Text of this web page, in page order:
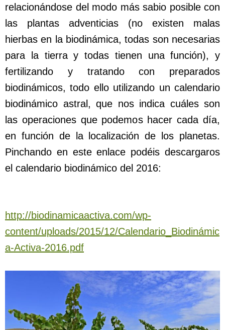
relacionándose del modo más sabio posible con
las plantas adventicias (no existen malas
hierbas en la biodinámica, todas son necesarias
para la tierra y todas tienen una función), y
fertilizando y tratando con preparados
biodinámicos, todo ello utilizando un calendario
biodinámico astral, que nos indica cuáles son
las operaciones que podemos hacer cada día,
en función de la localización de los planetas.
Pinchando en este enlace podéis descargaros
el calendario biodinámico del 2016:
http://biodinamicaactiva.com/wp-
content/uploads/2015/12/Calendario_Biodinámic
a-Activa-2016.pdf